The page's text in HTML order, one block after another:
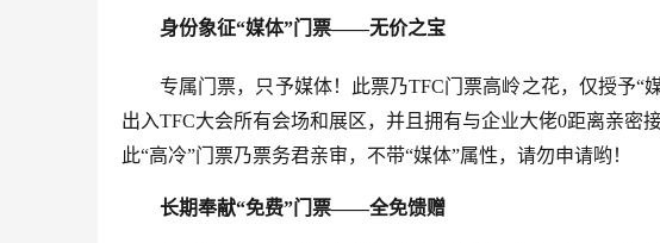
身份象征“媒体”门票——无价之宝
专属门票，只予媒体！此票乃TFC门票高岭之花，仅授予“
出入TFC大会所有会场和展区，并且拥有与企业大佬0距离亲密
此“高冷”门票乃票务君亲审，不带“媒体”属性，请勿申请哟！
长期奉献“免费”门票——全免馈赠